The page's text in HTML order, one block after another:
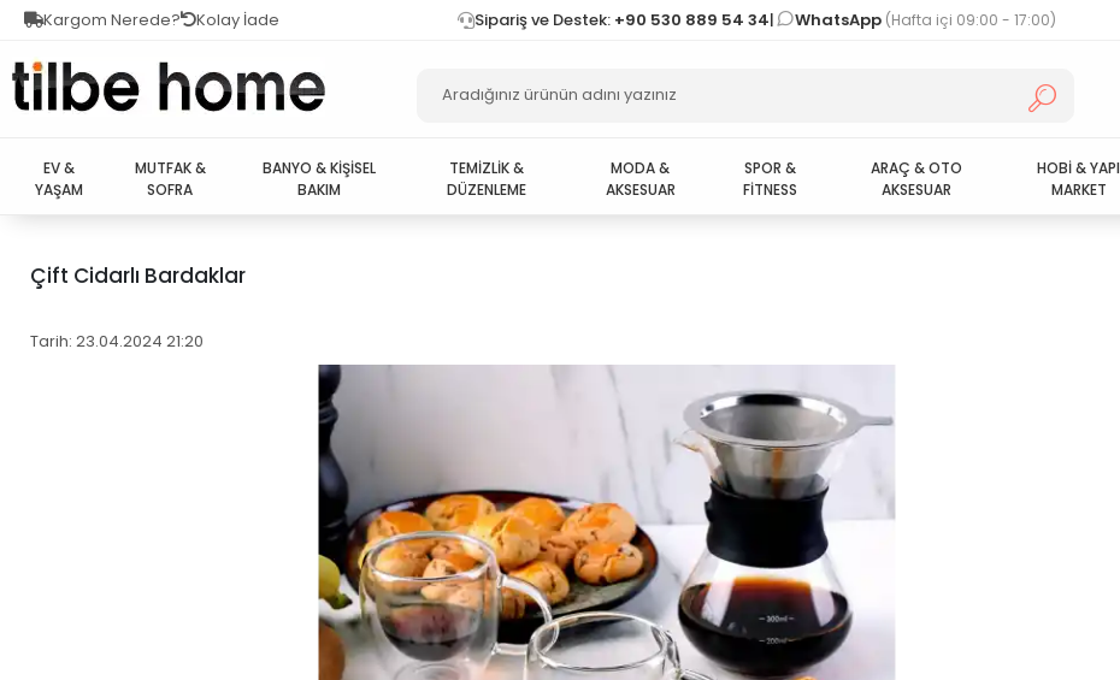
Kargom Nerede? Kolay İade Sipariş ve Destek: +90 530 889 54 34| WhatsApp (Hafta içi 09:00 - 17:00)
EV &
YAŞAM
MUTFAK &
SOFRA
BANYO & KİŞİSEL
BAKIM
TEMİZLİK &
DÜZENLEME
MODA &
AKSESUAR
SPOR &
FİTNESS
ARAÇ & OTO
AKSESUAR
HOBİ & YAPI
MARKET
Çift Cidarlı Bardaklar
Tarih: 23.04.2024 21:20